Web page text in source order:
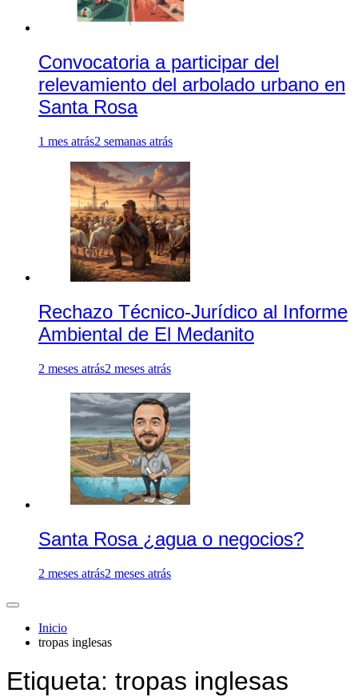
Convocatoria a participar del
relevamiento del arbolado urbano en
Santa Rosa
1 mes atrás2 semanas atrás
Rechazo Técnico-Jurídico al Informe
Ambiental de El Medanito
2 meses atrás2 meses atrás
Santa Rosa ¿agua o negocios?
2 meses atrás2 meses atrás
Inicio
tropas inglesas
Etiqueta: tropas inglesas